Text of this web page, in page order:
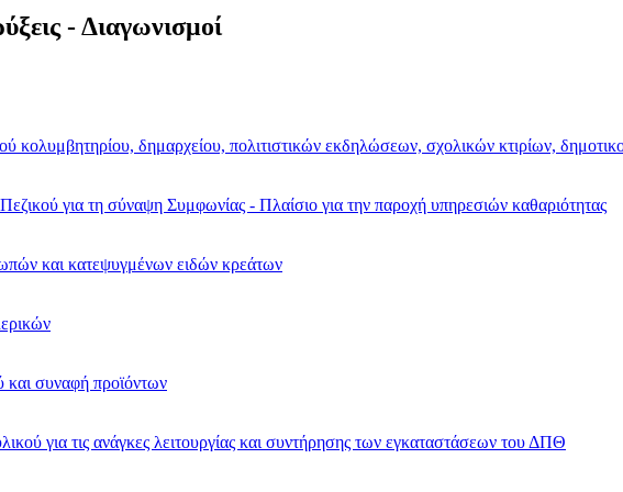
- Διαγωνισμοί
κολυμβητηρίου, δημαρχείου, πολιτιστικών εκδηλώσεων, σχολικών κτιρίων,
για τη σύναψη Συμφωνίας - Πλαίσιο για την παροχή υπηρεσιών καθαριότητας
και κατεψυγμένων ειδών κρεάτων
συναφή προϊόντων
για τις ανάγκες λειτουργίας και συντήρησης των εγκαταστάσεων του ΔΠΘ